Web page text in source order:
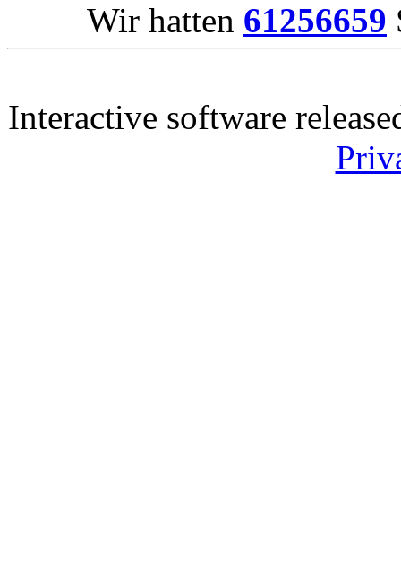
Wir hatten 61256659
Interactive software